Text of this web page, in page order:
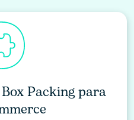
Packing para